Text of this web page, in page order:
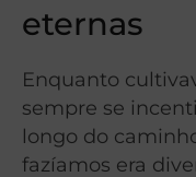
eternas
Enquanto
sempre se
longo do
fazíamos era